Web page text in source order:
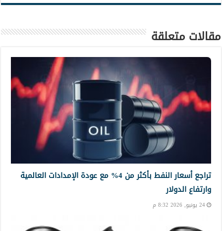
مقالات متعلقة
تراجع أسعار النفط بأكثر من 4% مع عودة الإمدادات العالمية
وارتفاع الدولار
24 يونيو, 2026 8:32 م